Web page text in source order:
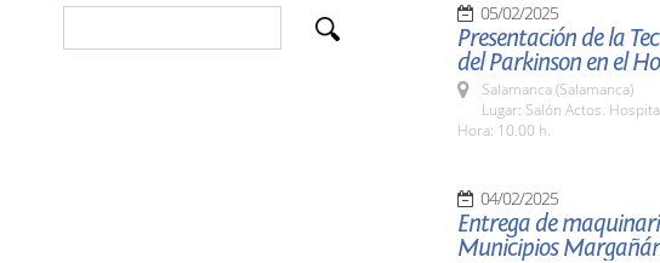
05/02/2025
Presentación de la
del Parkinson en el
Salamanca (Salamanca)
Lugar: Salón Actos.
Hora: 10.00 h.
04/02/2025
Entrega de
Municipios